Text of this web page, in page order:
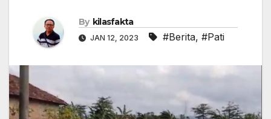
By kilasfakta
JAN 12, 2023 #Berita, #Pati